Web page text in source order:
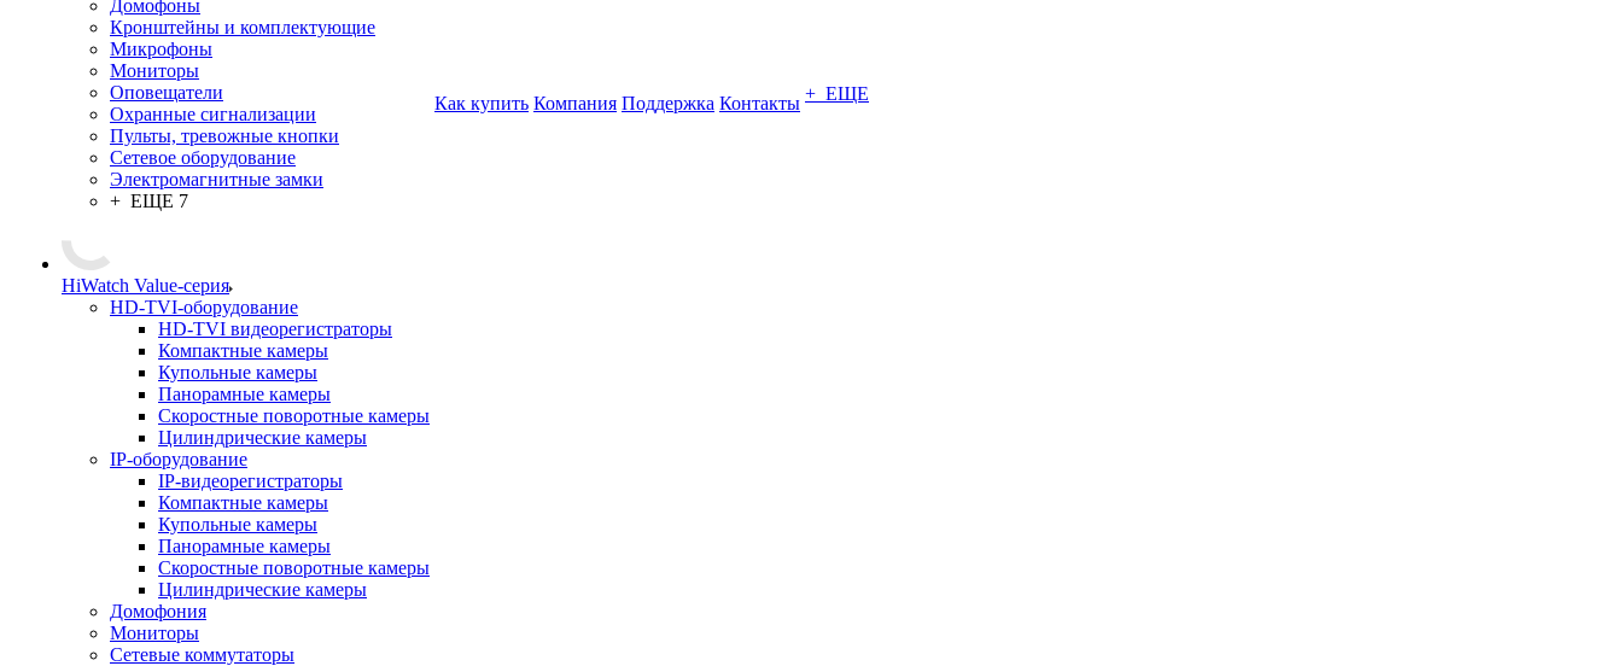
Домофоны
Кронштейны и комплектующие
Микрофоны
Мониторы
Оповещатели
Охранные сигнализации
Пульты, тревожные кнопки
Сетевое оборудование
Электромагнитные замки
+ ЕЩЕ 7
HiWatch Value-серия
HD-TVI-оборудование
HD-TVI видеорегистраторы
Компактные камеры
Купольные камеры
Панорамные камеры
Скоростные поворотные камеры
Цилиндрические камеры
IP-оборудование
IP-видеорегистраторы
Компактные камеры
Купольные камеры
Панорамные камеры
Скоростные поворотные камеры
Цилиндрические камеры
Домофония
Мониторы
Сетевые коммутаторы
Как купить Компания Поддержка Контакты + ЕЩЕ